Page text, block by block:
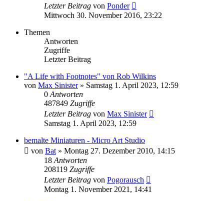
Letzter Beitrag von Ponder
Mittwoch 30. November 2016, 23:22
Themen
Antworten
Zugriffe
Letzter Beitrag
"A Life with Footnotes" von Rob Wilkins
von Max Sinister» Samstag 1. April 2023, 12:59
0 Antworten
487849 Zugriffe
Letzter Beitrag von Max Sinister
Samstag 1. April 2023, 12:59
bemalte Miniaturen - Micro Art Studio
von Bat » Montag 27. Dezember 2010, 14:15
18 Antworten
208119 Zugriffe
Letzter Beitrag von Pogorausch
Montag 1. November 2021, 14:41